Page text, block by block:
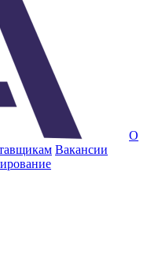
О
Вакансии